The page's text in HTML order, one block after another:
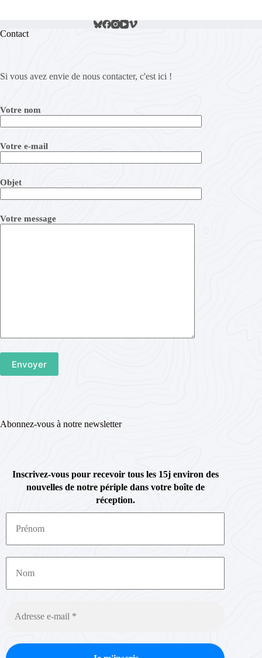
Contact
Si vous avez envie de nous contacter, c'est ici !
Votre nom
Votre e-mail
Objet
Votre message
Abonnez-vous à notre newsletter
Inscrivez-vous pour recevoir tous les 15j environ des
nouvelles de notre périple dans votre boîte de
réception.